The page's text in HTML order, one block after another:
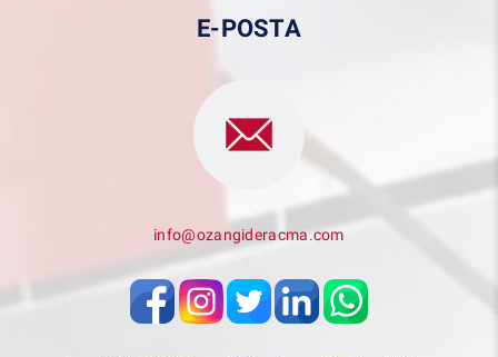
E-POSTA
info@ozangideracma.com